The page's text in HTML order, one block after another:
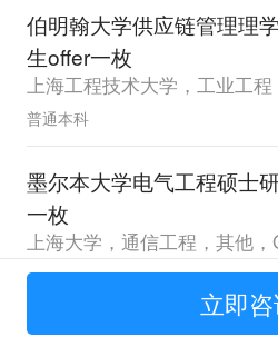
伯明翰大学供应链管理理
生offer一枚
普通本科
墨尔本大学电气工程硕士
一枚
211院校
伦敦商学院分析与管理硕
立即